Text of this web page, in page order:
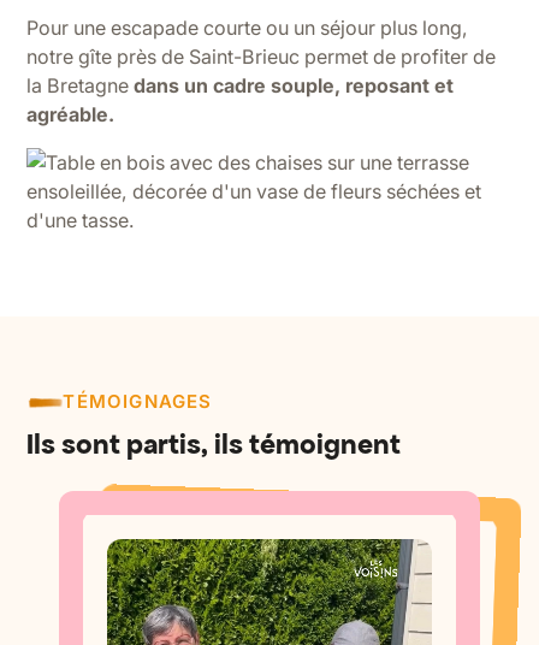
Pour une escapade courte ou un séjour plus long,
notre gîte près de Saint-Brieuc permet de profiter de
la Bretagnedans un cadre souple, reposant et
agréable.
TÉMOIGNAGES
Ils sont partis, ils témoignent